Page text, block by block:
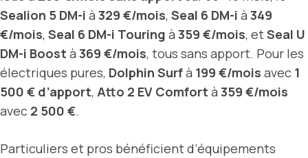
Sealion 5 DM-i à 329 €/mois, Seal 6 DM-i à 349
€/mois, Seal 6 DM-i Touring à 359 €/mois, etSeal U
DM-i Boost à 369 €/mois, tous sans apport. Pour les
électriques pures, Dolphin Surfà 199 €/mois avec 1
500 € d’apport, Atto 2 EV Comfort à 359 €/mois
avec 2 500 €.
Particuliers et pros bénéficient d’équipements